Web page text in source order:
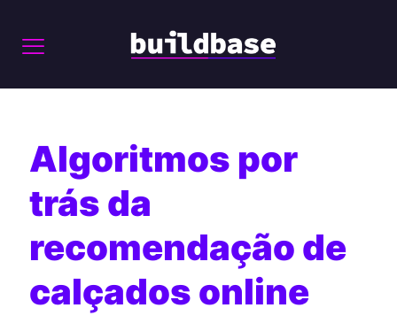
Algoritmos por
trás da
recomendação de
calçados online